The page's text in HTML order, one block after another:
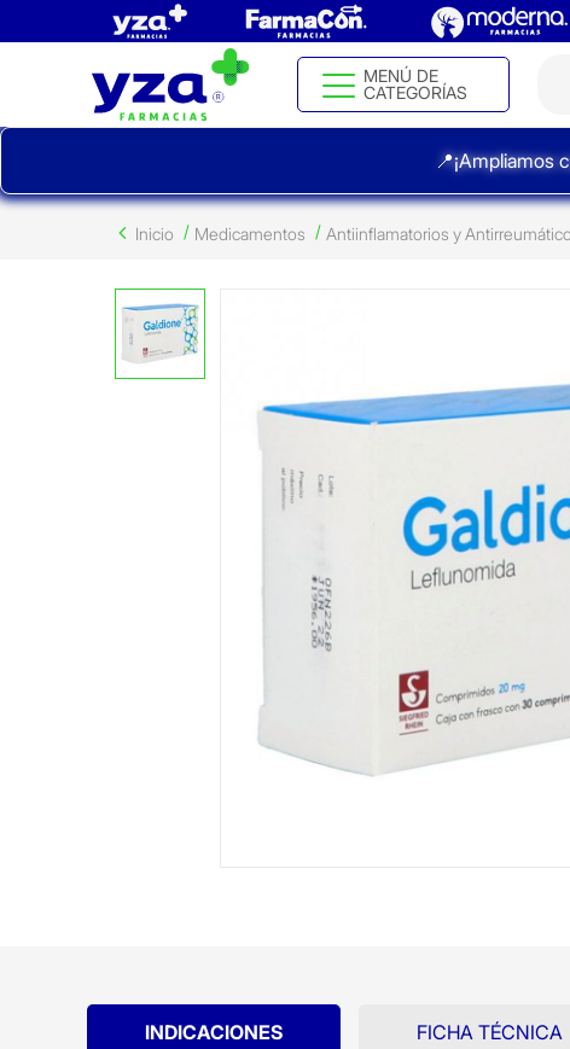
MENÚ DE
CATEGORÍAS
📍¡Ampliamos
Inicio Medicamentos Antiinflamatorios y
INDICACIONES FICHA TÉCNICA